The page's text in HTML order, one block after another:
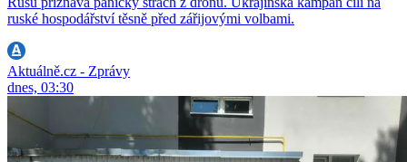
ruské hospodářství těsně před zářijovými volbami.
Aktuálně.cz - Zprávy
dnes, 03:30